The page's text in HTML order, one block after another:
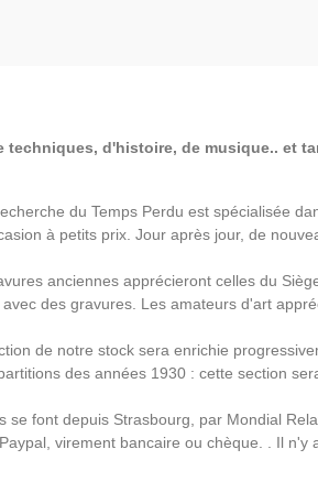
techniques, d'histoire, de musique.. et
du Temps Perdu est spécialisée
à petits prix. Jour après jour, de
anciennes apprécieront celles du
des gravures. Les amateurs d'art
de notre stock sera enrichie
des années 1930 : cette section
font depuis Strasbourg, par Mondial
virement bancaire ou chèque. . Il n'y